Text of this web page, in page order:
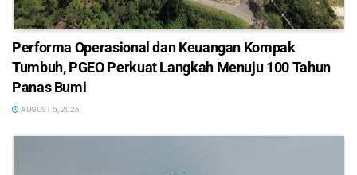
Performa Operasional dan Keuangan Kompak
Tumbuh, PGEO Perkuat Langkah Menuju 100 Tahun
Panas Bumi
AUGUST 5, 2026